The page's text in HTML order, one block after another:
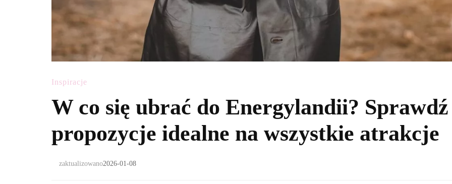
Inspiracje
W co się ubrać do Energylandii? Sprawdź
propozycje idealne na wszystkie atrakcje
zaktualizowano2026-01-08